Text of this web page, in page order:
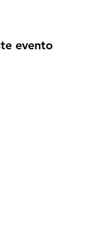
evento